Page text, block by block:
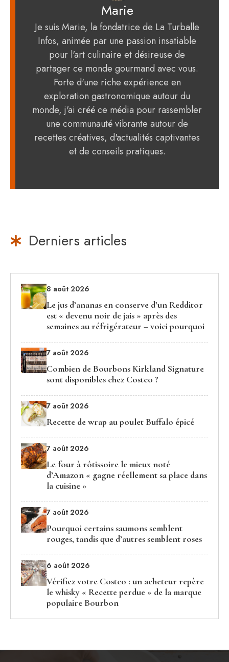
Marie
Je suis Marie, la fondatrice de La Turballe
Infos, animée par une passion insatiable
pour l'art culinaire et désireuse de
partager ce monde gourmand avec vous.
Forte d'une riche expérience en
exploration gastronomique autour du
monde, j'ai créé ce média pour rassembler
une communauté vibrante autour de
recettes créatives, d'actualités captivantes
et de conseils pratiques.
Derniers articles
8 août 2026
Le jus d’ananas en conserve d’un Redditor
est « devenu noir de jais » après des
semaines au réfrigérateur – voici pourquoi
7 août 2026
Combien de Bourbons Kirkland Signature
sont disponibles chez Costco ?
7 août 2026
Recette de wrap au poulet Buffalo épicé
7 août 2026
Le four à rôtissoire le mieux noté
d’Amazon « gagne réellement sa place dans
la cuisine »
7 août 2026
Pourquoi certains saumons semblent
rouges, tandis que d’autres semblent roses
6 août 2026
Vérifiez votre Costco : un acheteur repère
le whisky « Recette perdue » de la marque
populaire Bourbon